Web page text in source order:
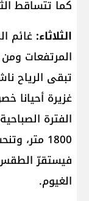
كما تتساقط الثلوج
الثلاثاء: غائم
المرتفعات
تبقى الرياح
غزيرة أحيانا
الفترة
1800 متر،
فيستقرّ
الغيوم.